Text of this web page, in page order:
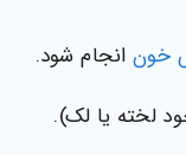
خون انجام شود.
لخته یا لک).